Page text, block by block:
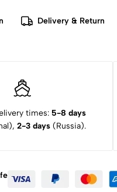
Delivery & Return
times: 5-8 days
2-3 days(Russia).